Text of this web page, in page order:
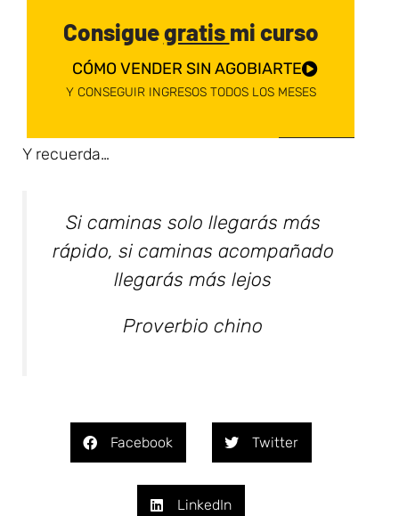
Consiguegratismi curso
CÓMO VENDER SIN AGOBIARTE
Y CONSEGUIR INGRESOS TODOS LOS MESES
Y recuerda…
Si caminas solo llegarás más
rápido, si caminas acompañado
llegarás más lejos
Proverbio chino
Facebook Twitter
LinkedIn